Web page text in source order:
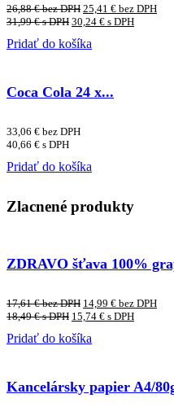
26,88€bez DPH 25,41 € bez DPH
31,99€s DPH 30,24 € s DPH
Pridať do košíka
Coca Cola 24 x...
33,06 € bez DPH
40,66 € s DPH
Pridať do košíka
Zlacnené produkty
ZDRAVO šťava 100%
17,61€bez DPH 14,99 € bez DPH
18,49€s DPH 15,74 € s DPH
Pridať do košíka
Kancelársky papier A4/